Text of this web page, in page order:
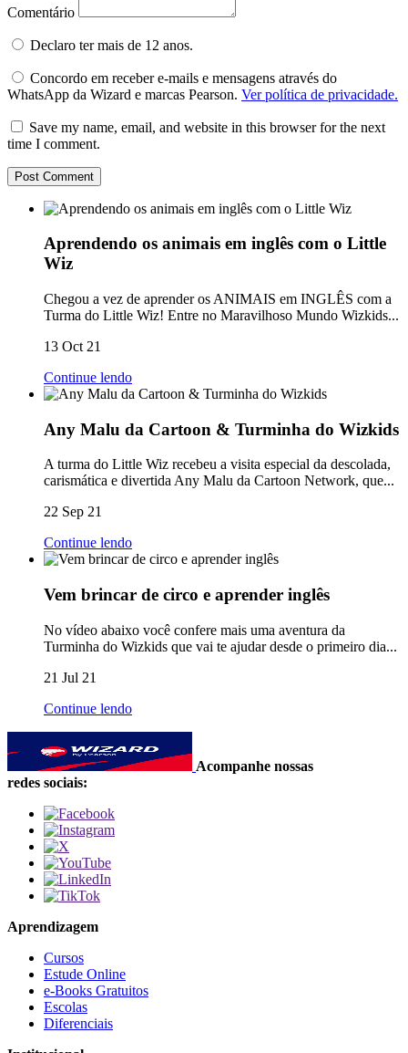
Comentário
Declaro ter mais de 12 anos.
Concordo em receber e-mails e mensagens através do
WhatsApp da Wizard e marcas Pearson. Ver política de privacidade.
Save my name, email, and website in this browser for the next
time I comment.
Aprendendo os animais em inglês com o Little
Wiz
Chegou a vez de aprender os ANIMAIS em INGLÊS com a
Turma do Little Wiz! Entre no Maravilhoso Mundo Wizkids...
13 Oct 21
Continue lendo
Any Malu da Cartoon & Turminha do Wizkids
A turma do Little Wiz recebeu a visita especial da descolada,
carismática e divertida Any Malu da Cartoon Network, que...
22 Sep 21
Continue lendo
Vem brincar de circo e aprender inglês
No vídeo abaixo você confere mais uma aventura da
Turminha do Wizkids que vai te ajudar desde o primeiro dia...
21 Jul 21
Continue lendo
Acompanhe nossas
redes sociais:
Aprendizagem
Cursos
Estude Online
e-Books Gratuitos
Escolas
Diferenciais